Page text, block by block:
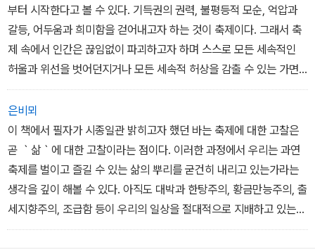
부터 시작한다고 볼 수 있다. 기득권의 권력, 불평등적 모순, 억압과
갈등, 어두움과 희미함을 걷어내고자 하는 것이 축제이다. 그래서 축
제 속에서 인간은 끊임없이 파괴하고자 하며 스스로 모든 세속적인
허울과 위선을 벗어던지거나 모든 세속적 허상을 감출 수 있는 가면
을 쓰고 변장을 하고 온몸에 그림을 그린다.
(축제의 의미, 4쪽)
은비뫼
이 책에서 필자가 시종일관 밝히고자 했던 바는 축제에 대한 고찰은
곧 ｀삶｀에 대한 고찰이라는 점이다. 이러한 과정에서 우리는 과연
축제를 벌이고 즐길 수 있는 삶의 뿌리를 굳건히 내리고 있는가라는
생각을 깊이 해볼 수 있다. 아직도 대박과 한탕주의, 황금만능주의, 출
세지향주의, 조급함 등이 우리의 일상을 절대적으로 지배하고 있는
것이 사실이라면 우리에게 축제가 안정된 자리를 잡을 수 있을까 하